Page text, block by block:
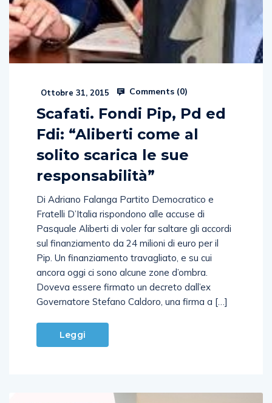
Scafati. Fondi Pip, Pd ed
Fdi: “Aliberti come al
solito scarica le sue
responsabilità”
Di Adriano Falanga Partito Democratico e
Fratelli D’Italia rispondono alle accuse di
Pasquale Aliberti di voler far saltare gli accordi
sul finanziamento da 24 milioni di euro per il
Pip. Un finanziamento travagliato, e su cui
ancora oggi ci sono alcune zone d’ombra.
Doveva essere firmato un decreto dall’ex
Governatore Stefano Caldoro, una firma a […]
Leggi